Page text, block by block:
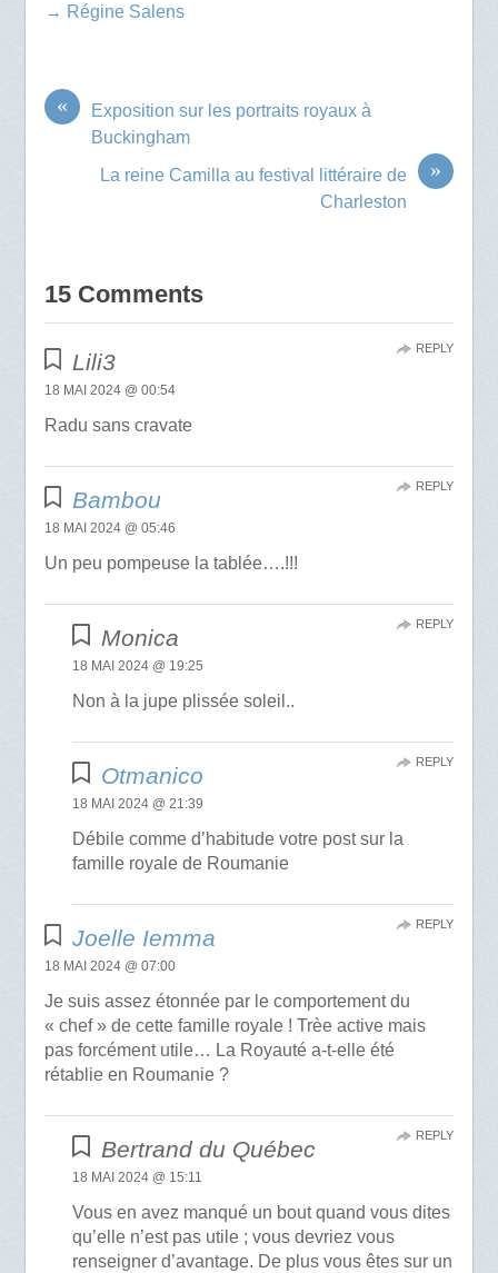
→ Régine Salens
«
Exposition sur les portraits royaux à
Buckingham
»
La reine Camilla au festival littéraire de
Charleston
15 Comments
Lili3
18 MAI 2024 @ 00:54
Radu sans cravate
REPLY
Bambou
18 MAI 2024 @ 05:46
Un peu pompeuse la tablée….!!!
REPLY
Monica
18 MAI 2024 @ 19:25
Non à la jupe plissée soleil..
REPLY
Otmanico
18 MAI 2024 @ 21:39
Débile comme d’habitude votre post sur la
famille royale de Roumanie
REPLY
Joelle Iemma
18 MAI 2024 @ 07:00
Je suis assez étonnée par le comportement du
« chef » de cette famille royale ! Trèe active mais
pas forcément utile… La Royauté a-t-elle été
rétablie en Roumanie ?
REPLY
Bertrand du Québec
18 MAI 2024 @ 15:11
Vous en avez manqué un bout quand vous dites
qu’elle n’est pas utile ; vous devriez vous
renseigner d’avantage. De plus vous êtes sur un
REPLY